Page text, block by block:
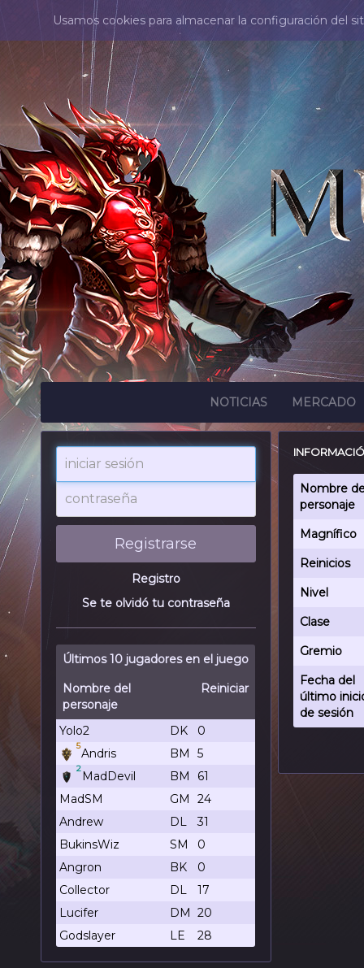
Usamos cookies para almacenar la configuración del
NOTICIAS MERCADO
iniciar
sesión
contraseña
Registrarse
Registro
Se te olvidó tu contraseña
Últimos 10 jugadores en el juego
Nombre del
personaje
Reiniciar
Yolo2 DK 0
5
Andris BM 5
2
MadDevil BM
61
MadSM
GM
24
Andrew
DL
31
BukinsWiz
SM
0
Angron
BK
0
Collector
DL
17
Lucifer
DM 20
Godslayer
LE 28
Nombre
personaje
Magnífico
Reinicios
Nivel
Clase
Gremio
Fecha del
último
de sesión